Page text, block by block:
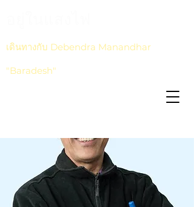
เดินทางกับ Debendra Manandhar
"Baradesh"